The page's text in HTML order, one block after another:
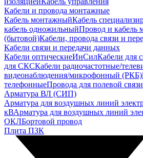
Кабели и провода монтажные
Кабель монтажныйКабель
кабель одножильныйПровод и кабель
(бытовой)Кабели, провода связи и
Кабели связи и передачи данных
Кабели оптическиеИнСилКабели для
для СКСКабели радиочастотные/
видеонаблюдения/микрофонный (РКБ)
телефонныеПровода для полевой связи
Арматура ВЛ (СИП)
Арматура для воздушных линий
кВАрматура для воздушных линий
ОКЛБортовой провод
Плита ПЗК